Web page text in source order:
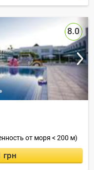
8.0
от моря < 200 м)
грн